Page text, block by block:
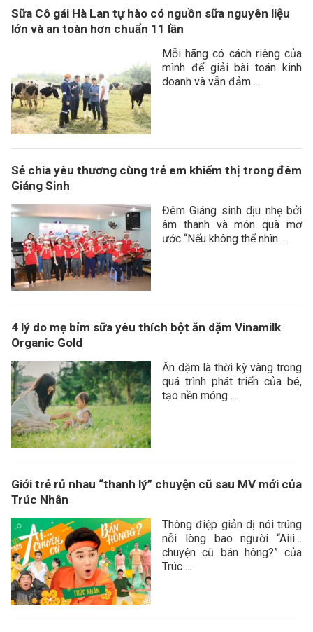
Sữa Cô gái Hà Lan tự hào có nguồn sữa nguyên liệu
lớn và an toàn hơn chuẩn 11 lần
Mỗi hãng có cách riêng của
mình để giải bài toán kinh
doanh và vẫn đảm ...
Sẻ chia yêu thương cùng trẻ em khiếm thị trong đêm
Giáng Sinh
Đêm Giáng sinh dịu nhẹ bởi
âm thanh và món quà mơ
ước “Nếu không thể nhìn ...
4 lý do mẹ bỉm sữa yêu thích bột ăn dặm Vinamilk
Organic Gold
Ăn dặm là thời kỳ vàng trong
quá trình phát triển của bé,
tạo nền móng ...
Giới trẻ rủ nhau “thanh lý” chuyện cũ sau MV mới của
Trúc Nhân
Thông điệp giản dị nói trúng
nỗi lòng bao người “Aiii…
chuyện cũ bán hông?” của
Trúc ...